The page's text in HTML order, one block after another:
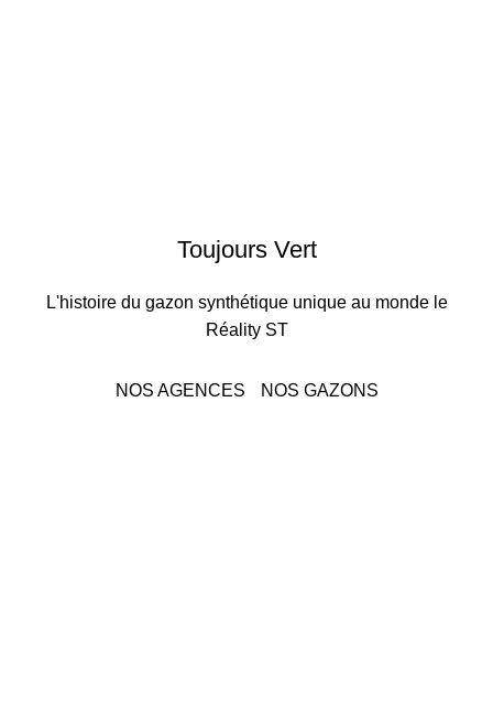
Toujours Vert
L'histoire du gazon synthétique unique au monde le
Réality ST
NOS AGENCES NOS GAZONS